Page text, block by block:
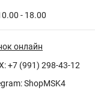
- 18.00
онлайн
+7 (991) 298-43-12
ShopMSK4